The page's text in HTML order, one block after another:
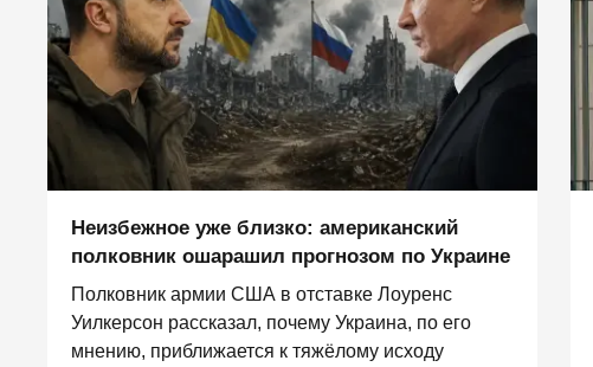
Неизбежное уже близко: американский
полковник ошарашил прогнозом по Украине
Полковник армии США в отставке Лоуренс
Уилкерсон рассказал, почему Украина, по его
мнению, приближается к тяжёлому исходу